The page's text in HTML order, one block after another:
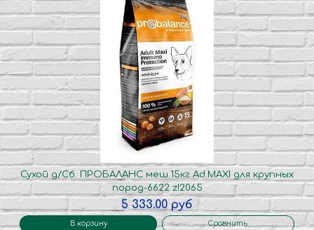
Сухой д/Сб. ПРОБАЛАНС меш.15кг Ad.MAXI для крупных
пород-6622 z!2065
5 333.00 руб
В корзину Сравнить